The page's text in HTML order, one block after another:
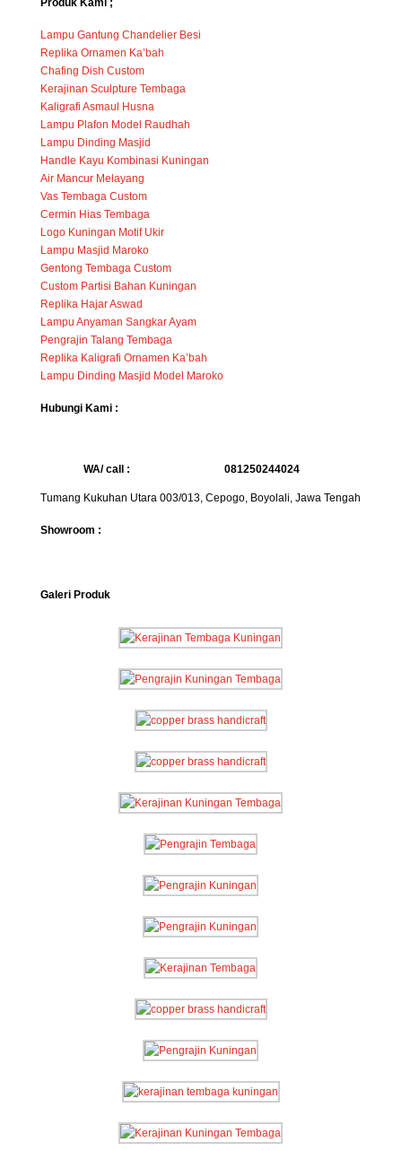
Produk Kami ;
Lampu Gantung Chandelier Besi
Replika Ornamen Ka’bah
Chafing Dish Custom
Kerajinan Sculpture Tembaga
Kaligrafi Asmaul Husna
Lampu Plafon Model Raudhah
Lampu Dinding Masjid
Handle Kayu Kombinasi Kuningan
Air Mancur Melayang
Vas Tembaga Custom
Cermin Hias Tembaga
Logo Kuningan Motif Ukir
Lampu Masjid Maroko
Gentong Tembaga Custom
Custom Partisi Bahan Kuningan
Replika Hajar Aswad
Lampu Anyaman Sangkar Ayam
Pengrajin Talang Tembaga
Replika Kaligrafi Ornamen Ka’bah
Lampu Dinding Masjid Model Maroko
Hubungi Kami :
WA/ call : 081250244024
Tumang Kukuhan Utara 003/013, Cepogo, Boyolali, Jawa Tengah
Showroom :
Galeri Produk